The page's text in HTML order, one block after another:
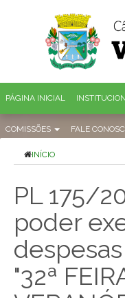
PÁGINA INICIAL
COMISSÕES FALE
INÍCIO
PL 175/
poder
"32ª